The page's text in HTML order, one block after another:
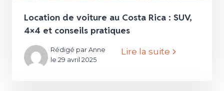
Location de voiture au Costa Rica : SUV,
4×4 et conseils pratiques
Rédigé par Anne
le 29 avril 2025
Lire la suite